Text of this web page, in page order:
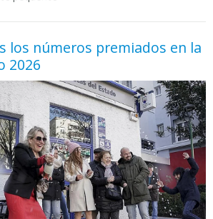
los números premiados en la
2026